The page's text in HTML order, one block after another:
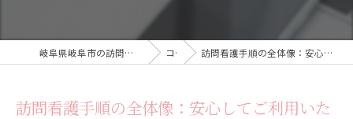
岐阜県岐阜市の訪問看護なら訪問看護ステーション Lavie コラム 訪問看護手順の全体像：安心してご利用いただくために知っておきたいこと
訪問看護手順の全体像：安心してご利用いた